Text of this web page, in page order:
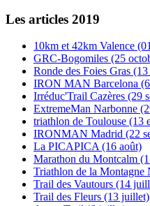
Les articles 2019
10km et 42km Valence
GRC-Bogomiles (25
Ronde des Foies Gras
IRON MAN Barcelona
Irréduc'Trail Cazères (29
ExtremeMan Narbonne
triathlon de Toulouse (13
IRONMAN Madrid (22
La PICAPICA (16 août)
Marathon du Montcalm
Triathlon de la Montagne
Trail des Vautours (14
Trail des Fleurs (13 juillet)